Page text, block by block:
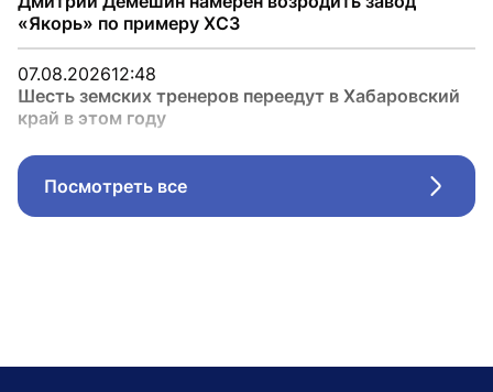
«Якорь» по примеру ХСЗ
07.08.202612:48
Шесть земских тренеров переедут в Хабаровский
край в этом году
Посмотреть все